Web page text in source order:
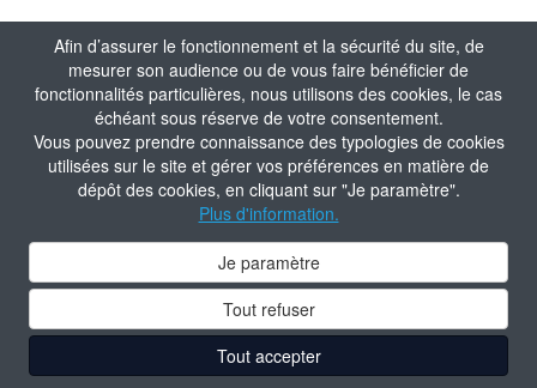
Afin d’assurer le fonctionnement et la sécurité du site, de
mesurer son audience ou de vous faire bénéficier de
fonctionnalités particulières, nous utilisons des cookies, le cas
échéant sous réserve de votre consentement.
Vous pouvez prendre connaissance des typologies de cookies
utilisées sur le site et gérer vos préférences en matière de
dépôt des cookies, en cliquant sur "Je paramètre".
Plus d'information.
Je paramètre
Tout refuser
Tout accepter